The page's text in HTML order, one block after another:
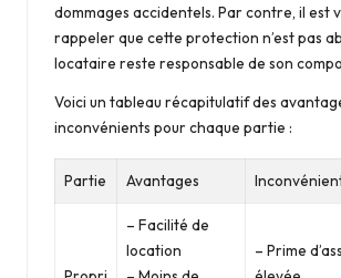
dommages accidentels. Par contre, il est
rappeler que cette protection n’est pas
locataire reste responsable de son
Voici un tableau récapitulatif des
inconvénients pour chaque partie :
Partie Avantages
– Facilité de
location
– Prime